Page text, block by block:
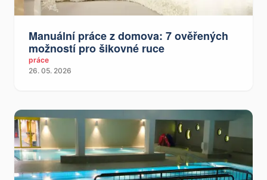
Manuální práce z domova: 7 ověřených
možností pro šikovné ruce
práce
26. 05. 2026